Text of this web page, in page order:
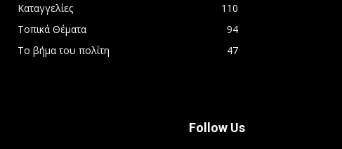
Καταγγελίες
110
Τοπικά Θέματα
94
Το βήμα του πολίτη
47
Follow Us